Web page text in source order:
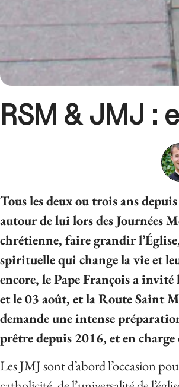
RSM & JMJ :
Tous les deux ou trois ans
autour de lui lors des Journées
chrétienne, faire grandir
spirituelle qui change la vie et
encore, le Pape François a
et le 03 août, et la Route Saint
demande une intense
prêtre depuis 2016, et en
Les JMJ sont d’abord l’occasion